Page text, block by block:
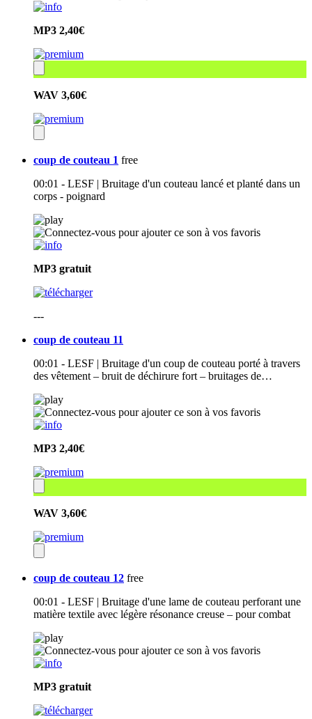
MP3 2,40€
WAV 3,60€
coup de couteau 1 free
00:01 - LESF | Bruitage d'un couteau lancé et planté dans un
corps - poignard
MP3 gratuit
---
coup de couteau 11
00:01 - LESF | Bruitage d'un coup de couteau porté à travers
des vêtement – bruit de déchirure fort – bruitages de…
MP3 2,40€
WAV 3,60€
coup de couteau 12 free
00:01 - LESF | Bruitage d'une lame de couteau perforant une
matière textile avec légère résonance creuse – pour combat
MP3 gratuit